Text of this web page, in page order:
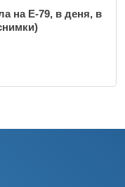
на Е-79, в деня, в